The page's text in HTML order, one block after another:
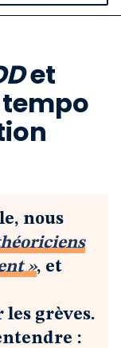
Notre revue
Boutique
et
tempo
nous
», et
grèves.
: